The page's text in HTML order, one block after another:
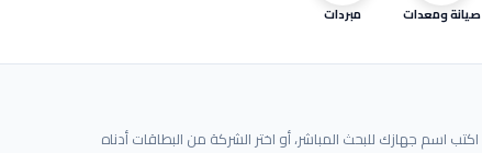
صيانة ومعدات مبردات
اكتب اسم جهازك للبحث المباشر، أو اختر الشركة من البطاقات أدناه